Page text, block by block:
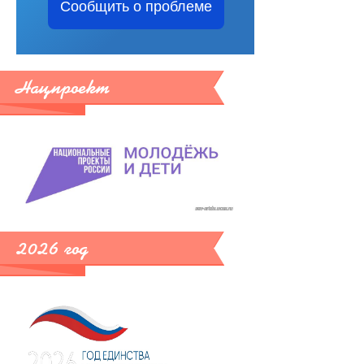
Сообщить о проблеме
Нацпроект
2026 год